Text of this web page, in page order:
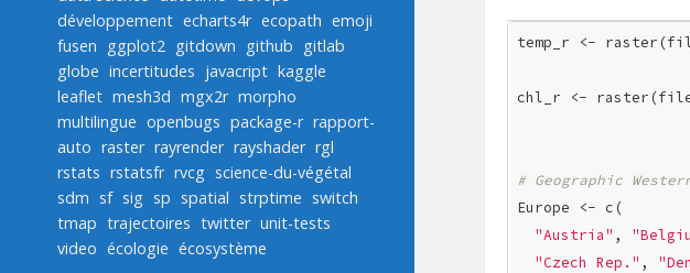
développement echarts4r ecopath emoji
fusen ggplot2 gitdown github gitlab
globe incertitudes javacript kaggle
leaflet mesh3d mgx2r morpho
multilingue openbugs package-r rapport-
auto raster rayrender rayshader rgl
rstats rstatsfr rvcg science-du-végétal
sdm sf sig sp spatial strptime switch
tmap trajectoires twitter unit-tests
video écologie écosystème
temp_r <-
chl_r <-
# Geographic
Europe <- c(
"Austria" ,
"Czech Rep." ,